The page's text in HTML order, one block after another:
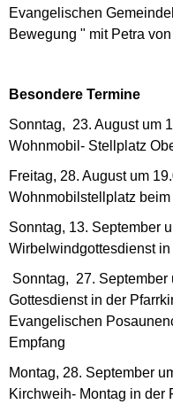
Evangelischen
Bewegung " mit Petra
Besondere Termine
Sonntag, 23. August um
Wohnmobil- Stellplatz
Freitag, 28. August um
Wohnmobilstellplatz
Sonntag, 13. September
Wirbelwindgottesdienst
Sonntag, 27. September
Gottesdienst in der
Evangelischen
Empfang
Montag, 28. September
Kirchweih- Montag in der